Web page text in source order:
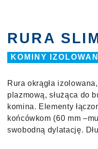
RURA
KOMINY
Rura okrągła
plazmową, służąca do
komina. Elementy
końcówkom (60 mm
swobodną dylatację.